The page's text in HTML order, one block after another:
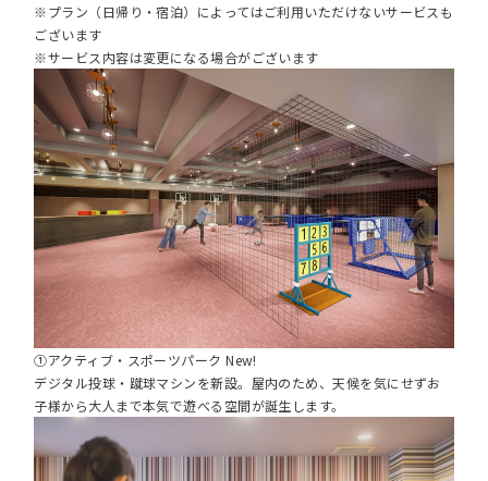
※プラン（日帰り・宿泊）によってはご利用いただけないサービスも
ございます
※サービス内容は変更になる場合がございます
①アクティブ・スポーツパーク New!
デジタル投球・蹴球マシンを新設。屋内のため、天候を気にせずお
子様から大人まで本気で遊べる空間が誕生します。